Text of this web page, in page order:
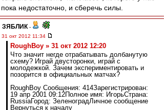
пока недостаточно, и сберечь силы.
ЗЯБЛИК -
31 окт 2012 11:34
RoughBoy » 31 окт 2012 12:20
Что значит негде отрабатывать долбанутую
схему? Играй двусторонки, играй с
молодежкой. Зачем экспериментировать и
позорится в официальных матчах?
RoughBoy Сообщения: 414Зарегистрирован:
19 апр 2001 09:12Полное имя: ИгорьСтрана:
RussiaГород: ЗеленоградЛичное сообщение
Вернуться к началу